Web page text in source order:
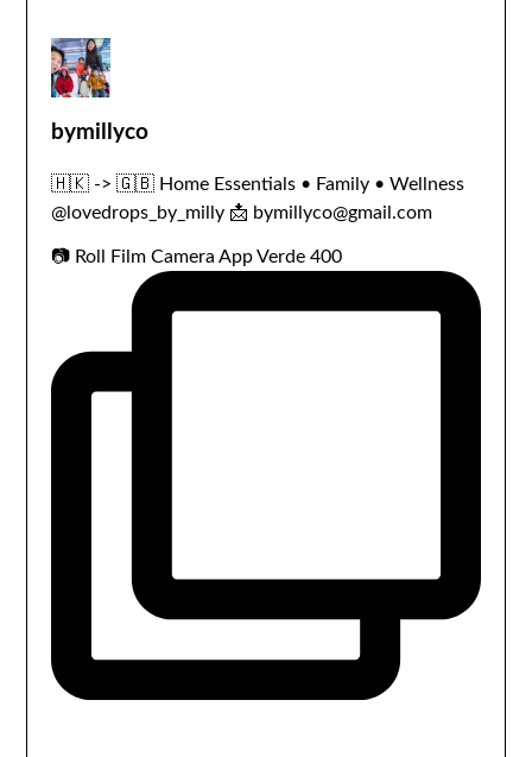
bymillyco
🇭🇰 -> 🇬🇧 Home Essentials • Family • Wellness
@lovedrops_by_milly 📩 bymillyco@gmail.com
📷 Roll Film Camera App Verde 400